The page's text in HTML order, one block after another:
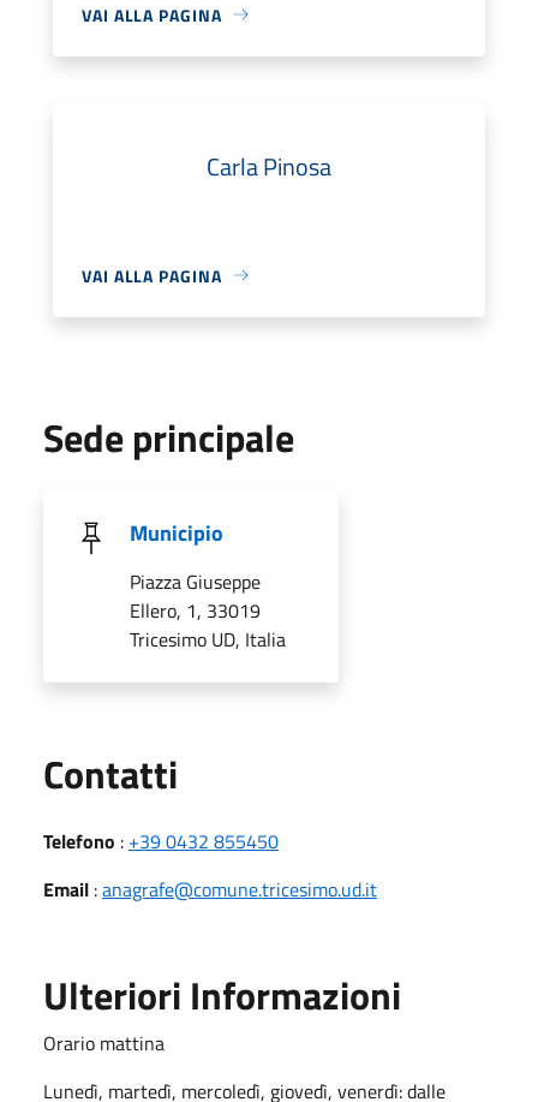
VAI ALLA PAGINA
Carla Pinosa
VAI ALLA PAGINA
Sede principale
Municipio
Piazza Giuseppe
Ellero, 1, 33019
Tricesimo UD, Italia
Contatti
Telefono : +39 0432 855450
Email :anagrafe@comune.tricesimo.ud.it
Ulteriori Informazioni
Orario mattina
Lunedì, martedì, mercoledì, giovedì, venerdì: dalle